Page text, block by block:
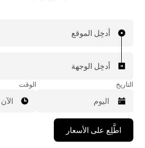
أدخِل الموقع
أدخِل الوجهة
التاريخ
اضغط
على
مفتاح
الوقت
الآن
اطَّلِع على الأسعار